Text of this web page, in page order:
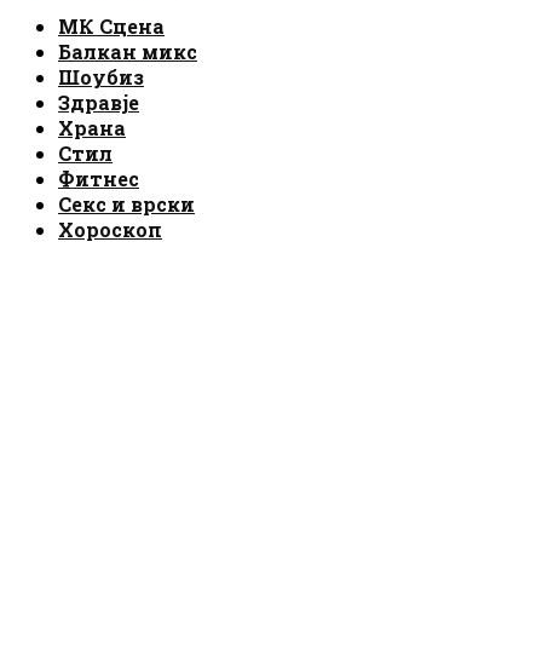
МК Сцена
Балкан микс
Шоубиз
Здравје
Храна
Стил
Фитнес
Секс и врски
Хороскоп